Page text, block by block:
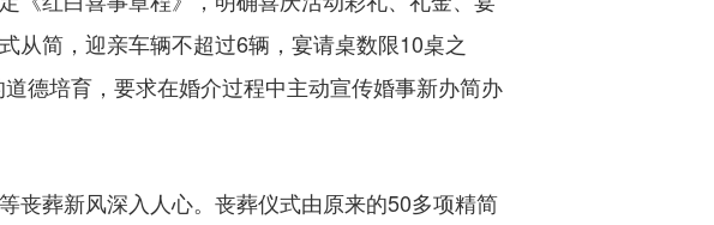
从简，迎亲车辆不超过6辆，宴请桌数限10桌之
德培育，要求在婚介过程中主动宣传婚事新办简办
葬新风深入人心。丧葬仪式由原来的50多项精简